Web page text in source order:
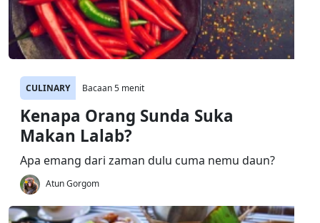
CULINARY Bacaan 5 menit
Kenapa Orang Sunda Suka
Makan Lalab?
Apa emang dari zaman dulu cuma nemu daun?
Atun Gorgom